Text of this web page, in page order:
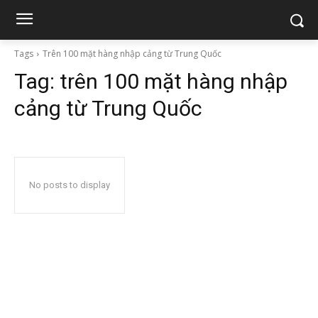
Tags Trên 100 mặt hàng nhập cảng từ Trung Quốc
Tag: trên 100 mặt hàng nhập
cảng từ Trung Quốc
No posts to display